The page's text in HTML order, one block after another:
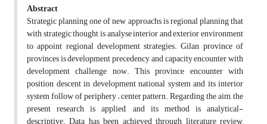
Abstract
Strategic planning one of new approachs is regional planning that
with strategic thought is analyse interior and exterior environment
to appoint regional development strategies. Gilan province of
provinces is development precedency and capacity encounter with
development challenge now. This province encounter with
position descent in development national system and its interior
system follow of periphery – center pattern. Regarding the aim, the
present research is applied, and its method is analytical-